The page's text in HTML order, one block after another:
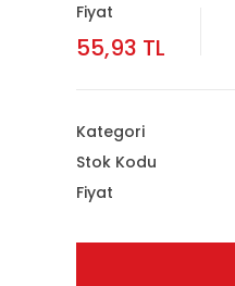
Fiyat
55,93 TL
Kategori
Stok Kodu
Fiyat